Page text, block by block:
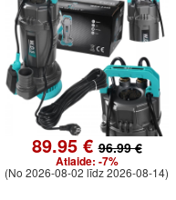
89.95 €96.99 €
Atlaide: -7%
(No 2026-08-02 līdz 2026-08-14)